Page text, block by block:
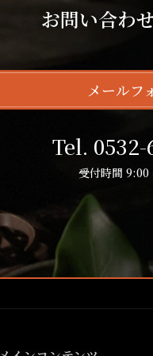
お問い合わ
メールフ
Tel. 0532-
受付時間 9:00